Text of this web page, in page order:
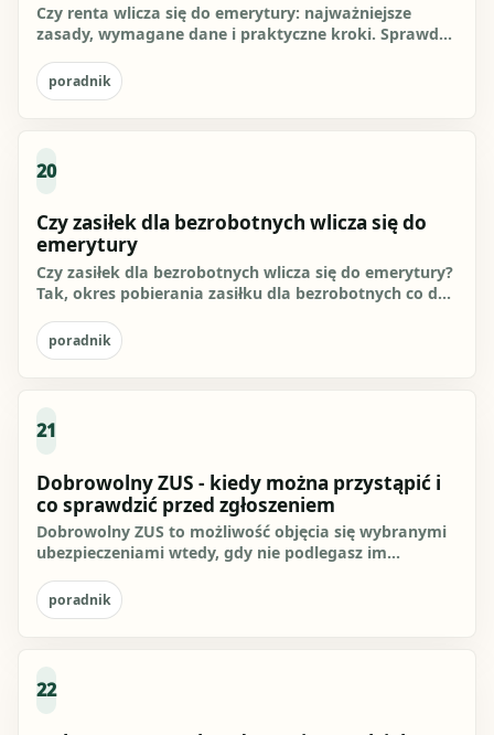
Czy renta wlicza się do emerytury: najważniejsze
zasady, wymagane dane i praktyczne kroki. Sprawdź,
poradnik
20
Czy zasiłek dla bezrobotnych wlicza się do
emerytury
Czy zasiłek dla bezrobotnych wlicza się do emerytury?
Tak, okres pobierania zasiłku dla bezrobotnych co do
poradnik
21
Dobrowolny ZUS - kiedy można przystąpić i
co sprawdzić przed zgłoszeniem
Dobrowolny ZUS to możliwość objęcia się wybranymi
ubezpieczeniami wtedy, gdy nie podlegasz im
poradnik
22